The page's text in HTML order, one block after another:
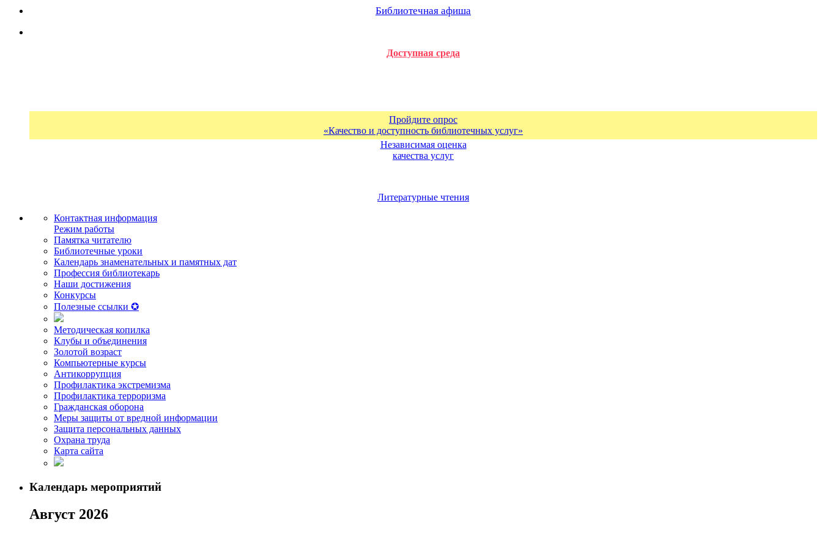
Библиотечная афиша
Доступная среда
Пройдите опрос
«Качество и доступность библиотечных услуг»
Независимая оценка
качества услуг
Литературные чтения
Контактная информация
Режим работы
Памятка читателю
Библиотечные уроки
Календарь знаменательных и памятных дат
Профессия библиотекарь
Наши достижения
Конкурсы
Полезные ссылки ✪
Методическая копилка
Клубы и объединения
Золотой возраст
Компьютерные курсы
Антикоррупция
Профилактика экстремизма
Профилактика терроризма
Гражданская оборона
Меры защиты от вредной информации
Защита персональных данных
Охрана труда
Карта сайта
Календарь мероприятий
Август 2026